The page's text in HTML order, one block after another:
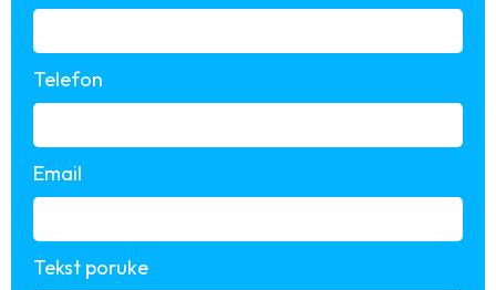
Telefon
Email
Tekst poruke